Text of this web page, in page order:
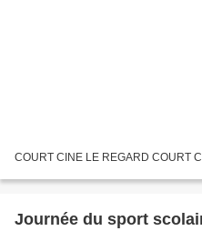
COURT CINE LE REGARD COURT
Journée du sport